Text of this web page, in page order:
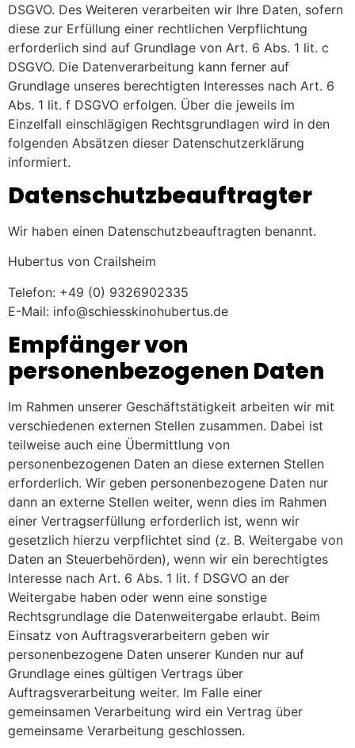
DSGVO. Des Weiteren verarbeiten wir Ihre Daten, sofern
diese zur Erfüllung einer rechtlichen Verpflichtung
erforderlich sind auf Grundlage von Art. 6 Abs. 1 lit. c
DSGVO. Die Datenverarbeitung kann ferner auf
Grundlage unseres berechtigten Interesses nach Art. 6
Abs. 1 lit. f DSGVO erfolgen. Über die jeweils im
Einzelfall einschlägigen Rechtsgrundlagen wird in den
folgenden Absätzen dieser Datenschutzerklärung
informiert.
Datenschutz­beauftragter
Wir haben einen Datenschutzbeauftragten benannt.
Hubertus von Crailsheim
Telefon: +49 (0) 9326902335
E-Mail: info@schiesskinohubertus.de
Empfänger von
personenbezogenen Daten
Im Rahmen unserer Geschäftstätigkeit arbeiten wir mit
verschiedenen externen Stellen zusammen. Dabei ist
teilweise auch eine Übermittlung von
personenbezogenen Daten an diese externen Stellen
erforderlich. Wir geben personenbezogene Daten nur
dann an externe Stellen weiter, wenn dies im Rahmen
einer Vertragserfüllung erforderlich ist, wenn wir
gesetzlich hierzu verpflichtet sind (z. B. Weitergabe von
Daten an Steuerbehörden), wenn wir ein berechtigtes
Interesse nach Art. 6 Abs. 1 lit. f DSGVO an der
Weitergabe haben oder wenn eine sonstige
Rechtsgrundlage die Datenweitergabe erlaubt. Beim
Einsatz von Auftragsverarbeitern geben wir
personenbezogene Daten unserer Kunden nur auf
Grundlage eines gültigen Vertrags über
Auftragsverarbeitung weiter. Im Falle einer
gemeinsamen Verarbeitung wird ein Vertrag über
gemeinsame Verarbeitung geschlossen.